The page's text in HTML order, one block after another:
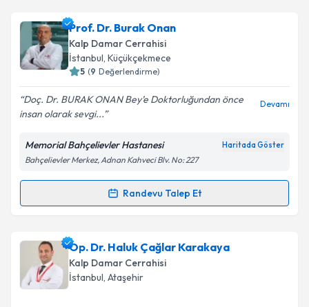
Prof. Dr. Burak Onan
Kalp Damar Cerrahisi
İstanbul, Küçükçekmece
5 (9 Değerlendirme)
Doç. Dr. BURAK ONAN Bey’e Doktorluğundan önce
insan olarak sevgi...
Devamı
Memorial Bahçelievler Hastanesi Haritada Göster
Bahçelievler Merkez, Adnan Kahveci Blv. No: 227
Randevu Talep Et
Randevu Takvimi Talebi
Prof. Dr. Burak Onaniçin randevu takvimi talebi
oluşturun. Size bu uzmandan randevu almanız için bir
takvim hazırlandığında e-posta ile bilgilendireceğiz.
Op. Dr. Haluk Çağlar Karakaya
Kalp Damar Cerrahisi
İstanbul, Ataşehir